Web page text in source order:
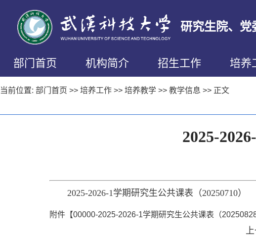
研究生院、党
部门首页 机构简介 招生工作 培养
当前位置: 部门首页 >> 培养工作 >> 培养教学 >> 教学信息 >> 正文
2025-
2025-2026-1学期研究生公共课表（20250710）
附件【00000-2025-2026-1学期研究生公共课表（
上